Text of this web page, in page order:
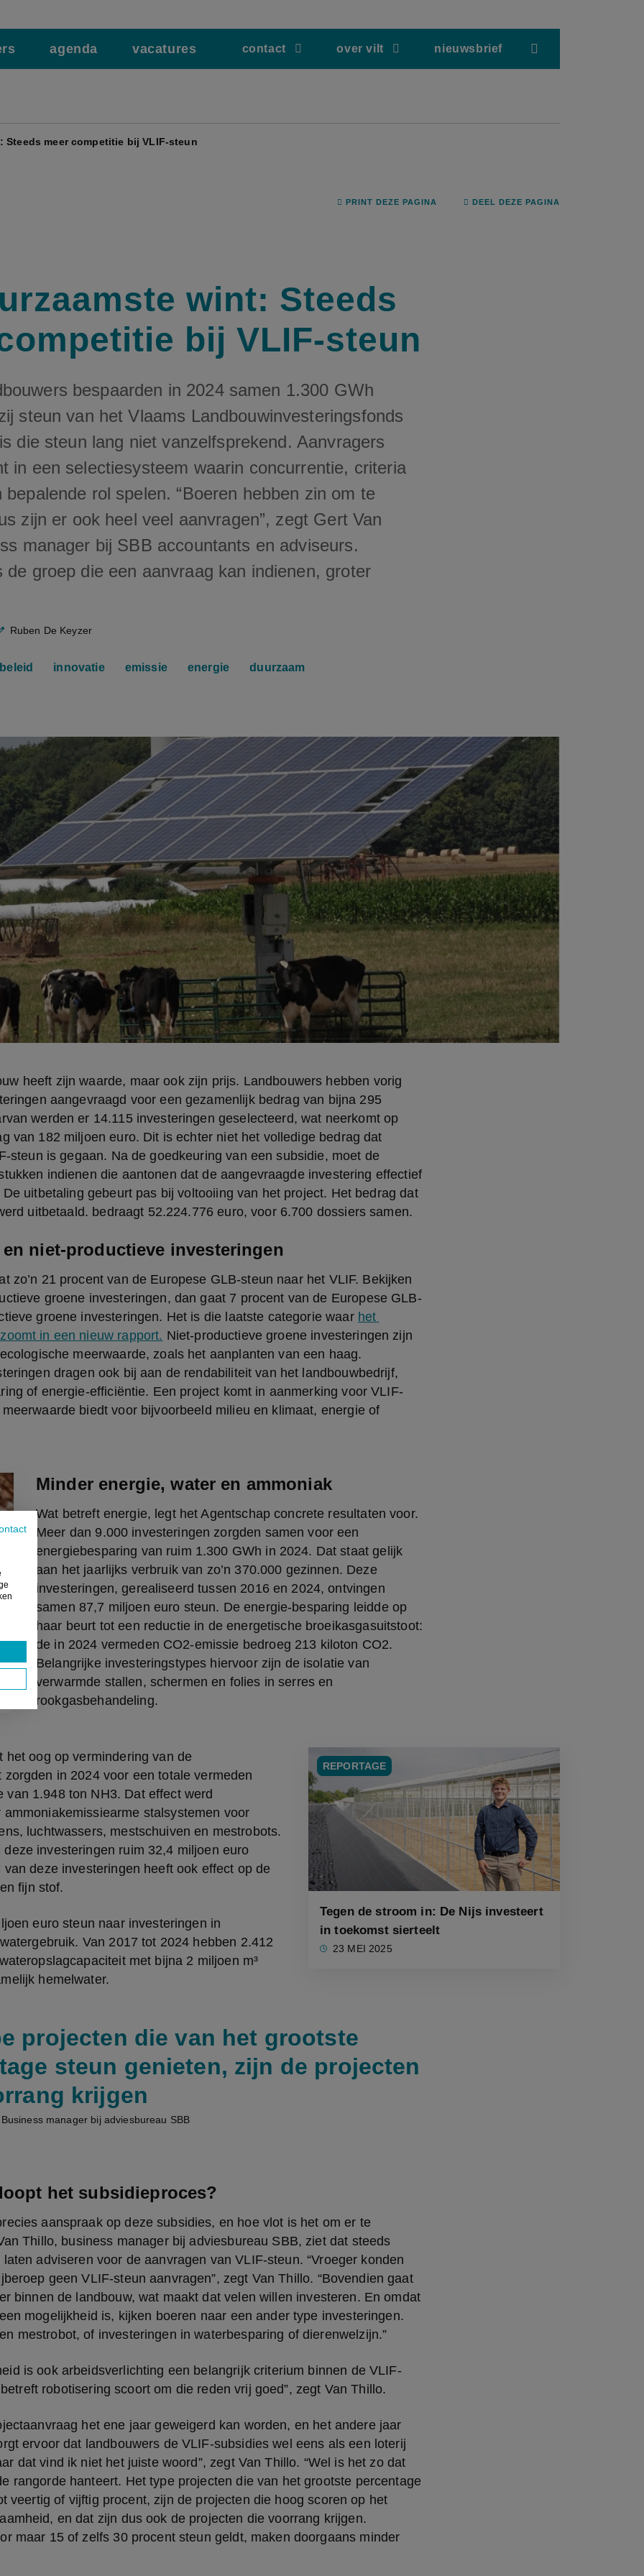
agenda vacatures contact over vilt nieuwsbrief
Steeds meer competitie bij VLIF-steun
PRINT DEZE PAGINA DEEL DEZE PAGINA
wint: Steeds
bij VLIF-steun
bespaarden in 2024 samen 1.300 GWh
steun van het Vlaams Landbouwinvesteringsfonds
die steun lang niet vanzelfsprekend. Aanvragers
in een selectiesysteem waarin concurrentie, criteria
bepalende rol spelen. “Boeren hebben zin om te
zijn er ook heel veel aanvragen”, zegt Gert Van
manager bij SBB accountants en adviseurs.
de groep die een aanvraag kan indienen, groter
Ruben De Keyzer
beleid innovatie emissie energie duurzaam
heeft zijn waarde, maar ook zijn prijs. Landbouwers hebben vorig
aangevraagd voor een gezamenlijk bedrag van bijna 295
werden er 14.115 investeringen geselecteerd, wat neerkomt op
van 182 miljoen euro. Dit is echter niet het volledige bedrag dat
steun is gegaan. Na de goedkeuring van een subsidie, moet de
indienen die aantonen dat de aangevraagde investering effectief
uitbetaling gebeurt pas bij voltooiing van het project. Het bedrag dat
uitbetaald. bedraagt 52.224.776 euro, voor 6.700 dossiers samen.
niet-productieve investeringen
zo’n 21 procent van de Europese GLB-steun naar het VLIF. Bekijken
groene investeringen, dan gaat 7 procent van de Europese GLB-
groene investeringen. Het is die laatste categorie waar het
in een nieuw rapport. Niet-productieve groene investeringen zijn
meerwaarde, zoals het aanplanten van een haag.
dragen ook bij aan de rendabiliteit van het landbouwbedrijf,
of energie-efficiëntie. Een project komt in aanmerking voor VLIF-
biedt voor bijvoorbeeld milieu en klimaat, energie of
Minder energie, water en ammoniak
Wat betreft energie, legt het Agentschap concrete resultaten voor.
Meer dan 9.000 investeringen zorgden samen voor een
energiebesparing van ruim 1.300 GWh in 2024. Dat staat gelijk
aan het jaarlijks verbruik van zo’n 370.000 gezinnen. Deze
investeringen, gerealiseerd tussen 2016 en 2024, ontvingen
samen 87,7 miljoen euro steun. De energie-besparing leidde op
haar beurt tot een reductie in de energetische broeikasgasuitstoot:
de in 2024 vermeden CO2-emissie bedroeg 213 kiloton CO2.
Belangrijke investeringstypes hiervoor zijn de isolatie van
verwarmde stallen, schermen en folies in serres en
rookgasbehandeling.
REPORTAGE
Tegen de stroom in: De Nijs investeert
in toekomst sierteelt
23 MEI 2025
het oog op vermindering van de
zorgden in 2024 voor een totale vermeden
van 1.948 ton NH3. Dat effect werd
stalsystemen voor
luchtwassers, mestschuiven en mestrobots.
deze investeringen ruim 32,4 miljoen euro
van deze investeringen heeft ook effect op de
fijn stof.
euro steun naar investeringen in
Van 2017 tot 2024 hebben 2.412
met bijna 2 miljoen m³
hemelwater.
projecten die van het grootste
steun genieten, zijn de projecten
krijgen
manager bij adviesbureau SBB
het subsidieproces?
aanspraak op deze subsidies, en hoe vlot is het om er te
Thillo, business manager bij adviesbureau SBB, ziet dat steeds
adviseren voor de aanvragen van VLIF-steun. “Vroeger konden
geen VLIF-steun aanvragen”, zegt Van Thillo. “Bovendien gaat
binnen de landbouw, wat maakt dat velen willen investeren. En omdat
mogelijkheid is, kijken boeren naar een ander type investeringen.
mestrobot, of investeringen in waterbesparing of dierenwelzijn.”
is ook arbeidsverlichting een belangrijk criterium binnen de VLIF-
robotisering scoort om die reden vrij goed”, zegt Van Thillo.
het ene jaar geweigerd kan worden, en het andere jaar
ervoor dat landbouwers de VLIF-subsidies wel eens als een loterij
dat vind ik niet het juiste woord”, zegt Van Thillo. “Wel is het zo dat
rangorde hanteert. Het type projecten die van het grootste percentage
veertig of vijftig procent, zijn de projecten die hoog scoren op het
en dat zijn dus ook de projecten die voorrang krijgen.
maar 15 of zelfs 30 procent steun geldt, maken doorgaans minder